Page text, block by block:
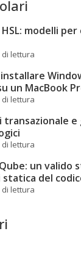
HSL: modelli
di lettura
un MacBook
di lettura
transazionale e
di lettura
un valido
statica del
di lettura